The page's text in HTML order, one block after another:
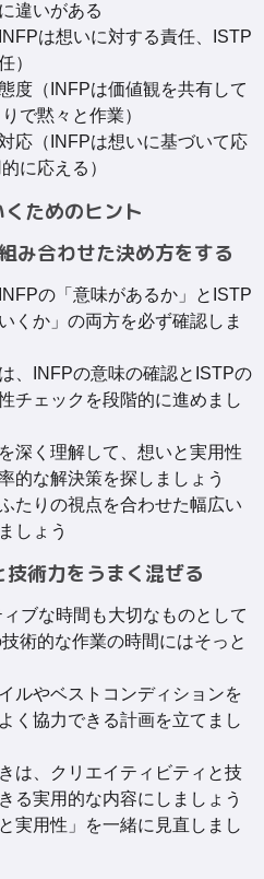
違いがある
は想いに対する責任、ISTP
）
度（INFPは価値観を共有して
で黙々と作業）
応（INFPは想いに基づいて応
に応える）
ためのヒント
み合わせた決め方をする
の「意味があるか」とISTP
くか」の両方を必ず確認しま
、INFPの意味の確認とISTPの
チェックを段階的に進めまし
深く理解して、想いと実用性
的な解決策を探しましょう
たりの視点を合わせた幅広い
しょう
術力をうまく混ぜる
ィブな時間も大切なものとして
術的な作業の時間にはそっと
ルやベストコンディションを
く協力できる計画を立てまし
は、クリエイティビティと技
る実用的な内容にしましょう
実用性」を一緒に見直しまし